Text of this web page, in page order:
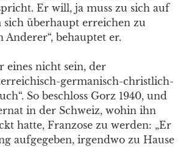
Er will, ja muss zu sich auf
sich überhaupt erreichen zu
Anderer“, behauptet er.
eines nicht sein, der
germanisch-christlich-
So beschloss Gorz 1940, und
in der Schweiz, wohin ihn
hatte, Franzose zu werden: „Er
aufgegeben, irgendwo zu Hause